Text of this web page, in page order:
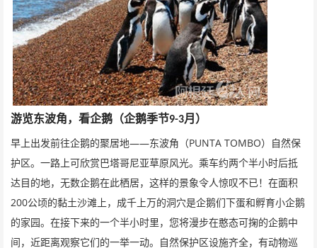
游览东波角，看企鹅（企鹅季节9-3月）
早上出发前往企鹅的聚居地——东波角（PUNTA TOMBO）自然保
护区。一路上可欣赏巴塔哥尼亚草原风光。乘车约两个半小时后抵
达目的地，无数企鹅在此栖居，这样的景象令人惊叹不已！在面积
200公顷的黏土沙滩上，成千上万的洞穴是企鹅们下蛋和孵育小企鹅
的家园。在接下来的一个半小时里，您将漫步在憨态可掬的企鹅中
间，近距离观察它们的一举一动。自然保护区设施齐全，有动物巡